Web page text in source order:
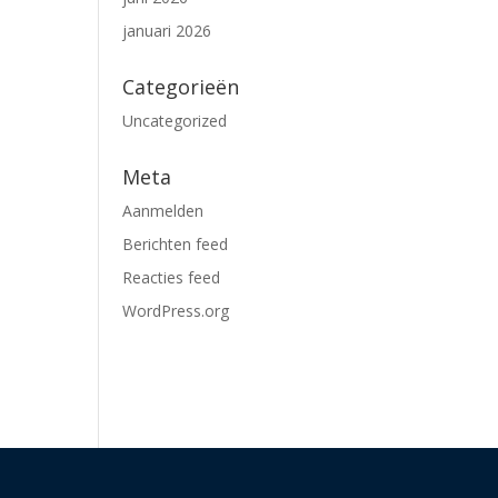
januari 2026
Categorieën
Uncategorized
Meta
Aanmelden
Berichten feed
Reacties feed
WordPress.org